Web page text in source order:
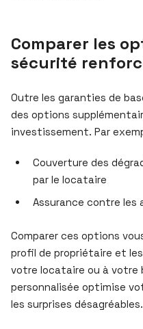
Comparer les
sécurité
Outre les garanties de
des options
investissement. Par
Couverture des
par le locataire
Assurance contre les
Comparer ces options
profil de propriétaire et
votre locataire ou à votre
personnalisée optimise
les surprises désagréables.